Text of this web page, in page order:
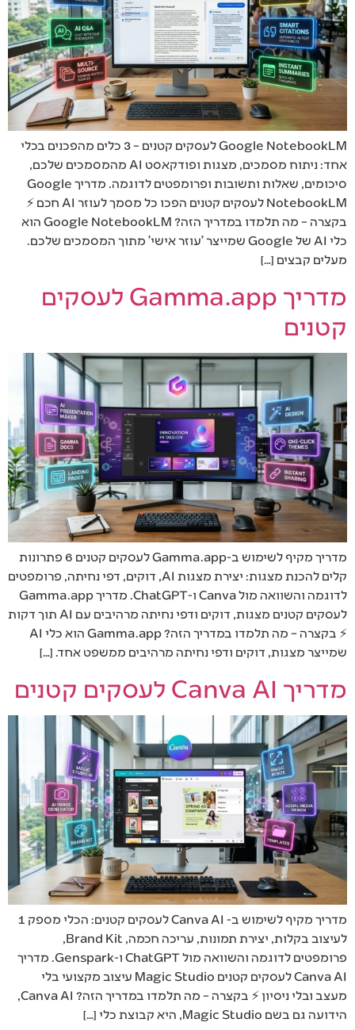
Google NotebookLM לעסקים קטנים – 3 כלים מהפכנים בכלי
אחד: ניתוח מסמכים, מצגות ופודקאסט AI מהמסמכים שלכם,
סיכומים, שאלות ותשובות ופרומפטים לדוגמה. מדריך Google
NotebookLM לעסקים קטנים הפכו כל מסמך לעוזר AI חכם ⚡
בקצרה – מה תלמדו במדריך הזה? Google NotebookLM הוא
כלי AI של Google שמייצר 'עוזר אישי' מתוך המסמכים שלכם.
מעלים קבצים […]
מדריך Gamma.app לעסקים
קטנים
מדריך מקיף לשימוש ב-Gamma.app לעסקים קטנים 6 פתרונות
קלים להכנת מצגות: יצירת מצגות AI, דוקים, דפי נחיתה, פרומפטים
לדוגמה והשוואה מול Canva ו-ChatGPT. מדריך Gamma.app
לעסקים קטנים מצגות, דוקים ודפי נחיתה מרהיבים עם AI תוך דקות
⚡ בקצרה – מה תלמדו במדריך הזה? Gamma.app הוא כלי AI
שמייצר מצגות, דוקים ודפי נחיתה מרהיבים ממשפט אחד. […]
מדריך Canva AI לעסקים קטנים
מדריך מקיף לשימוש ב- Canva AI לעסקים קטנים: הכלי מספק 1
לעיצוב בקלות, יצירת תמונות, עריכה חכמה, Brand Kit,
פרומפטים לדוגמה והשוואה מול ChatGPT ו-Genspark. מדריך
Canva AI לעסקים קטנים Magic Studio עיצוב מקצועי בלי
מעצב ובלי ניסיון ⚡ בקצרה – מה תלמדו במדריך הזה? Canva AI,
הידועה גם בשם Magic Studio, היא קבוצת כלי […]